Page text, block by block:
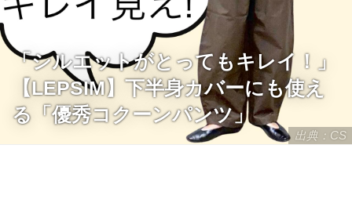
出典：CS
「シルエットがとってもキレイ！」
【LEPSIM】下半身カバーにも使え
る「優秀コクーンパンツ」